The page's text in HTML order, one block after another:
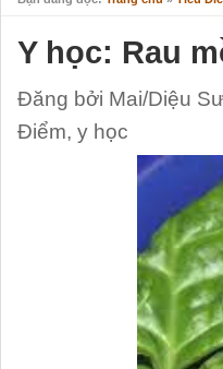
Y học: Rau
Đăng bởi Mai/Diệu
Điểm, y học